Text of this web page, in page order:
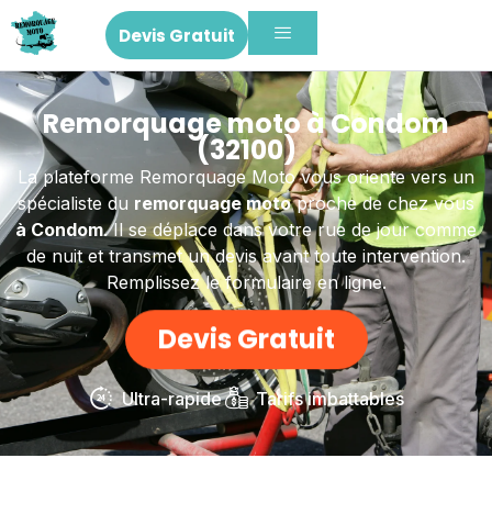
Devis Gratuit
Remorquage moto à Condom
(32100)
La plateforme Remorquage Moto vous oriente vers un
spécialiste du remorquage motoproche de chez vous
à Condom. Il se déplace dans votre rue de jour comme
de nuit et transmet un devis avant toute intervention.
Remplissez le formulaire en ligne.
Devis Gratuit
Ultra-rapide Tarifs imbattables